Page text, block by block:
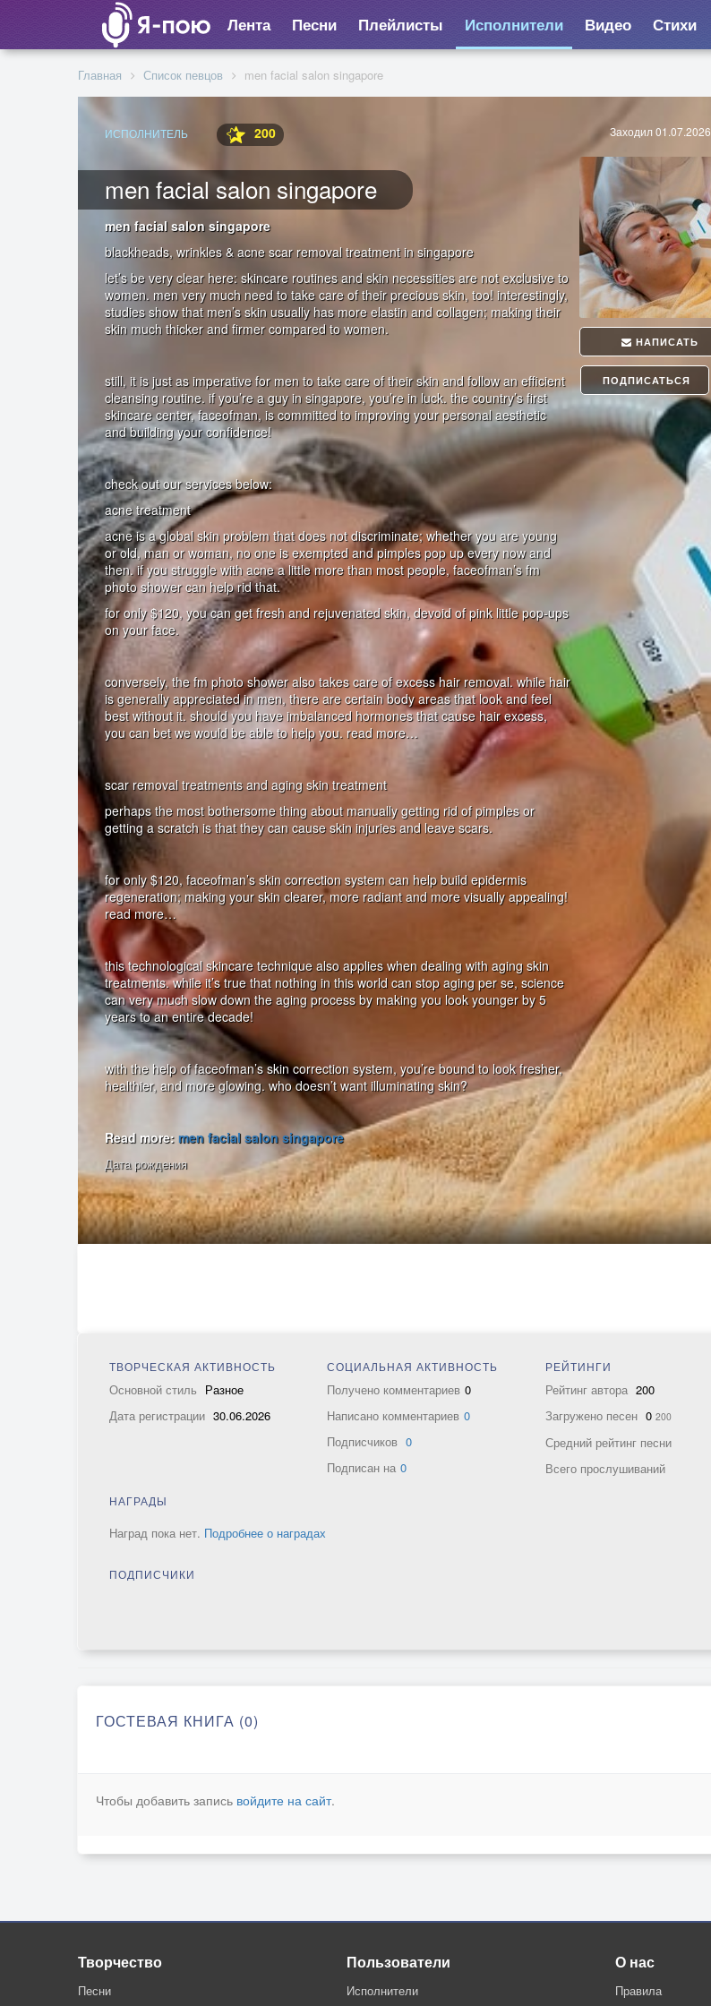
Лента Песни Плейлисты Исполнители Видео Стихи
Главная Список певцов men facial salon singapore
ИСПОЛНИТЕЛЬ 200
men facial salon singapore
Заходил 01.07.2026
НАПИСАТЬ
ПОДПИСАТЬСЯ
men facial salon singapore
blackheads, wrinkles & acne scar removal treatment in singapore
let’s be very clear here: skincare routines and skin necessities are not exclusive to
women. men very much need to take care of their precious skin, too! interestingly,
studies show that men’s skin usually has more elastin and collagen; making their
skin much thicker and firmer compared to women.
still, it is just as imperative for men to take care of their skin and follow an efficient
cleansing routine. if you’re a guy in singapore, you’re in luck. the country’s first
skincare center, faceofman, is committed to improving your personal aesthetic
and building your confidence!
check out our services below:
acne treatment
acne is a global skin problem that does not discriminate; whether you are young
or old, man or woman, no one is exempted and pimples pop up every now and
then. if you struggle with acne a little more than most people, faceofman’s fm
photo shower can help rid that.
for only $120, you can get fresh and rejuvenated skin, devoid of pink little pop-ups
on your face.
conversely, the fm photo shower also takes care of excess hair removal. while hair
is generally appreciated in men, there are certain body areas that look and feel
best without it. should you have imbalanced hormones that cause hair excess,
you can bet we would be able to help you. read more…
scar removal treatments and aging skin treatment
perhaps the most bothersome thing about manually getting rid of pimples or
getting a scratch is that they can cause skin injuries and leave scars.
for only $120, faceofman’s skin correction system can help build epidermis
regeneration; making your skin clearer, more radiant and more visually appealing!
read more…
this technological skincare technique also applies when dealing with aging skin
treatments. while it’s true that nothing in this world can stop aging per se, science
can very much slow down the aging process by making you look younger by 5
years to an entire decade!
with the help of faceofman’s skin correction system, you’re bound to look fresher,
healthier, and more glowing. who doesn’t want illuminating skin?
Read more: men facial salon singapore
Дата рождения
ТВОРЧЕСКАЯ АКТИВНОСТЬ
Основной стиль Разное
Дата регистрации 30.06.2026
СОЦИАЛЬНАЯ АКТИВНОСТЬ
Получено комментариев 0
Написано комментариев 0
Подписчиков 0
Подписан на 0
РЕЙТИНГИ
Рейтинг автора 200
Загружено песен 0 200
Средний рейтинг песни
Всего прослушиваний
НАГРАДЫ
Наград пока нет. Подробнее о наградах
ПОДПИСЧИКИ
ГОСТЕВАЯ КНИГА (0)
Чтобы добавить запись войдите на сайт.
Творчество
Песни
Пользователи
Исполнители
О нас
Правила